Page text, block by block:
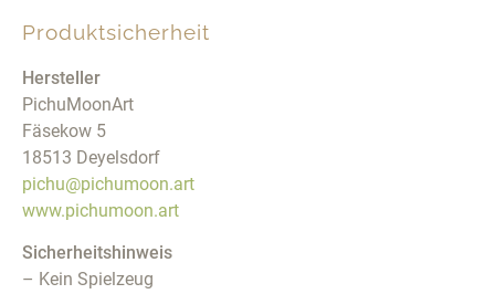
Produktsicherheit
Hersteller
PichuMoonArt
Fäsekow 5
18513 Deyelsdorf
pichu@pichumoon.art
www.pichumoon.art
Sicherheitshinweis
– Kein Spielzeug